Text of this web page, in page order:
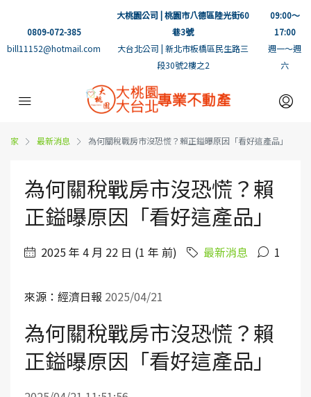
0809-072-385
bill11152@hotmail.com
大桃園公司 | 桃園市八德區陸光街60
巷3號
大台北公司 | 新北市板橋區民生路三
段30號2樓之2
09:00～
17:00
週一～週
六
家 最新消息 為何關稅戰房市沒恐慌？賴正鎰曝原因「看好這產品」
為何關稅戰房市沒恐慌？賴
正鎰曝原因「看好這產品」
2025 年 4 月 22 日 (1 年 前) 最新消息 1
來源：經濟日報 2025/04/21
為何關稅戰房市沒恐慌？賴
正鎰曝原因「看好這產品」